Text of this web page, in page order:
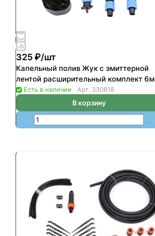
325 ₽/шт
Капельный полив Жук с эмиттерной
лентой расширительный комплект 6м
Есть в наличии Арт. 330818
В корзину